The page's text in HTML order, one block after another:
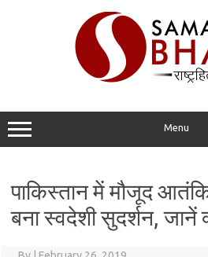
Menu
पाकिस्तान में मौजूद
बना स्वदेशी सुदर्शन, जानें